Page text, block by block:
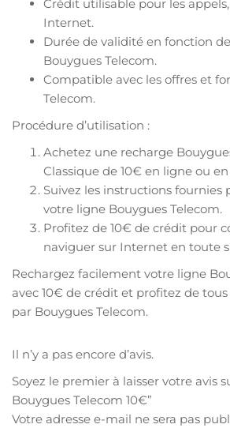
Crédit utilisable pour les appels,
Internet.
Durée de validité en fonction
Bouygues Telecom.
Compatible avec les offres et
Telecom.
Procédure d’utilisation :
Achetez une recharge
Classique de 10€ en ligne ou
Suivez les instructions fournies
votre ligne Bouygues Telecom.
Profitez de 10€ de crédit pour
naviguer sur Internet en toute
Rechargez facilement votre ligne
avec 10€ de crédit et profitez de tous
par Bouygues Telecom.
Il n’y a pas encore d’avis.
Soyez le premier à laisser votre avis
Bouygues Telecom 10€”
Votre adresse e-mail ne sera pas